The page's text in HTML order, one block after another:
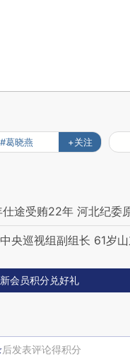
#葛晓燕 +关注
途受贿22年 河北纪委
央巡视组副组长 61岁
会员积分兑好礼
后发表评论得积分